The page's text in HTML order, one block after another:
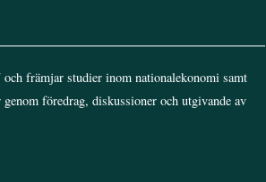
främjar studier inom nationalekonomi samt
föredrag, diskussioner och utgivande av